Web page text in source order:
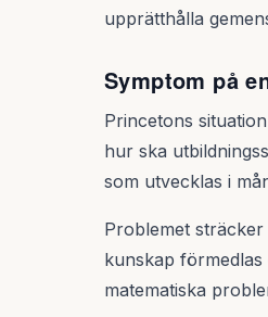
upprätthålla
Symptom på
Princetons
hur ska
som utvecklas i
Problemet
kunskap
matematiska